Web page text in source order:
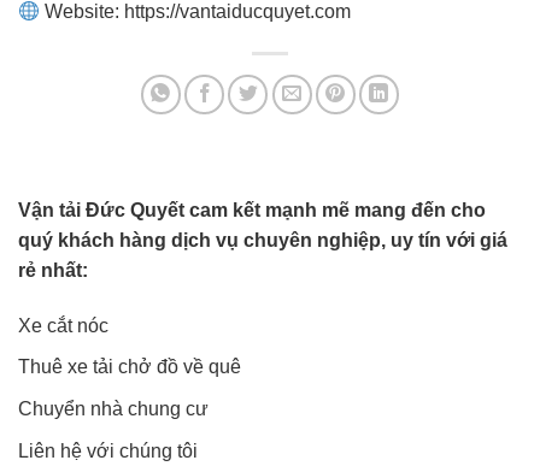
Website: https://vantaiducquyet.com
Vận tải Đức Quyết cam kết mạnh mẽ mang đến cho
quý khách hàng dịch vụ chuyên nghiệp, uy tín với giá
rẻ nhất:
Xe cắt nóc
Thuê xe tải chở đồ về quê
Chuyển nhà chung cư
Liên hệ với chúng tôi